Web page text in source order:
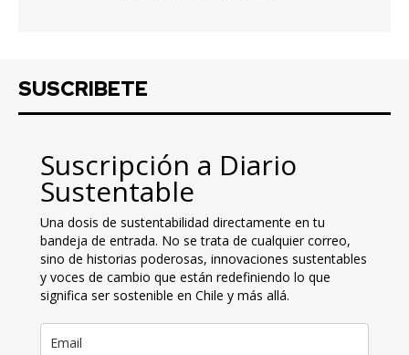
SUSCRIBETE
Suscripción a Diario
Sustentable
Una dosis de sustentabilidad directamente en tu
bandeja de entrada. No se trata de cualquier correo,
sino de historias poderosas, innovaciones sustentables
y voces de cambio que están redefiniendo lo que
significa ser sostenible en Chile y más allá.